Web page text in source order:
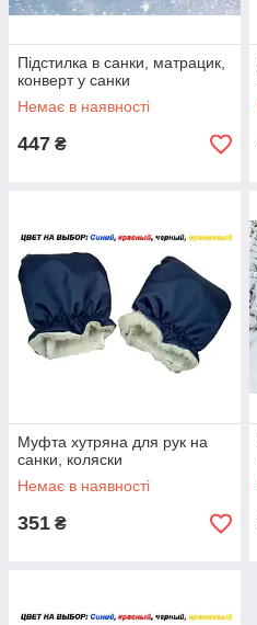
Підстилка в санки, матрацик,
конверт у санки
Немає в наявності
447 ₴
Муфта хутряна для рук на
санки, коляски
Немає в наявності
351 ₴